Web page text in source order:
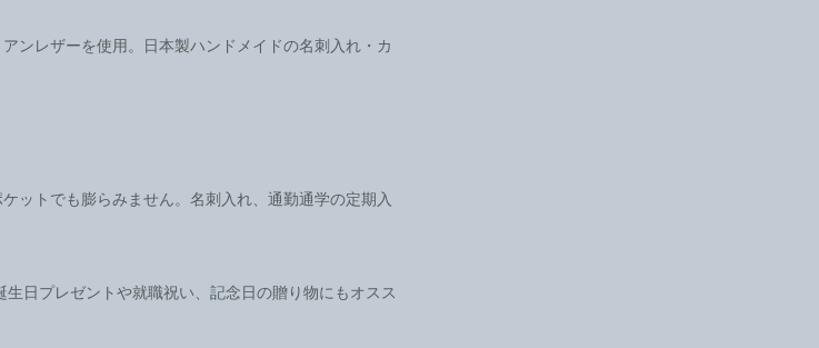
ンレザーを使用。日本製ハンドメイドの名刺入れ・カ
ットでも膨らみません。名刺入れ、通勤通学の定期入
生日プレゼントや就職祝い、記念日の贈り物にもオスス